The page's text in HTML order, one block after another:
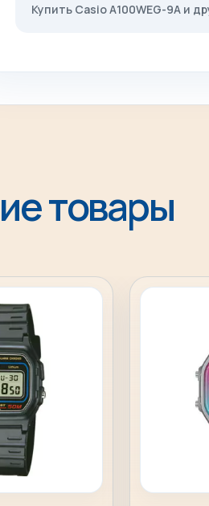
Купить Casio A100WEG-9A и
товары